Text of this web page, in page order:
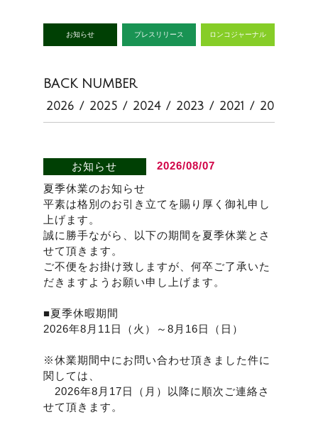
お知らせ プレスリリース ロンコジャーナル
BACK NUMBER
2026 / 2025 / 2024 / 2023 / 2021 / 2020
お知らせ
2026/08/07
夏季休業のお知らせ
平素は格別のお引き立てを賜り厚く御礼申し
上げます。
誠に勝手ながら、以下の期間を夏季休業とさ
せて頂きます。
ご不便をお掛け致しますが、何卒ご了承いた
だきますようお願い申し上げます。
■夏季休暇期間
2026年8月11日（火）～8月16日（日）
※休業期間中にお問い合わせ頂きました件に
関しては、
2026年8月17日（月）以降に順次ご連絡さ
せて頂きます。